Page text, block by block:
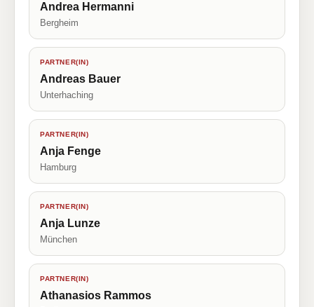
Andrea Hermanni
Bergheim
PARTNER(IN)
Andreas Bauer
Unterhaching
PARTNER(IN)
Anja Fenge
Hamburg
PARTNER(IN)
Anja Lunze
München
PARTNER(IN)
Athanasios Rammos